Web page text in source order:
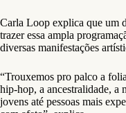
Carla Loop explica que um
trazer essa ampla
diversas manifestações
“Trouxemos pro palco a
hip-hop, a ancestralidade, a
jovens até pessoas mais